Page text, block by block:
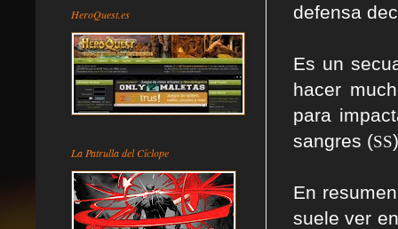
defensa
Es un
hacer
para
sangres (SS
En
suele ver
HeroQuest.es
La Patrulla del Cíclope